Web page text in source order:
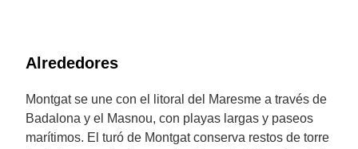
Alrededores
Montgat se une con el litoral del Maresme a través de
Badalona y el Masnou, con playas largas y paseos
marítimos. El turó de Montgat conserva restos de torre